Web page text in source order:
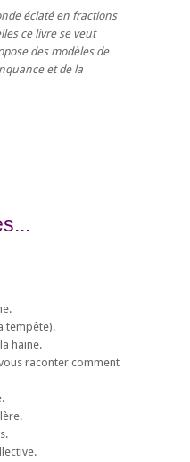
éclaté en fractions
ce livre se veut
des modèles de
et de la
tempête).
haine.
raconter comment